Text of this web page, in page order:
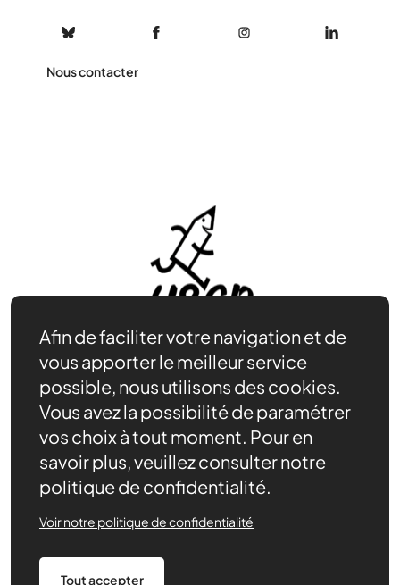
Nous contacter
Adhérer
Se documenter
Nos partenaires
Nous trouver
Afin de faciliter votre navigation et de
vous apporter le meilleur service
possible, nous utilisons des cookies.
Vous avez la possibilité de paramétrer
vos choix à tout moment. Pour en
savoir plus, veuillez consulter notre
politique de confidentialité.
Tout accepter
Voir notre politique de confidentialité